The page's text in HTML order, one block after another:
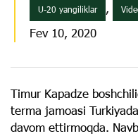
U-20 yangiliklar ,
Fev 10, 2020
Timur Kapadze
terma jamoasi
davom ettirmoqda.